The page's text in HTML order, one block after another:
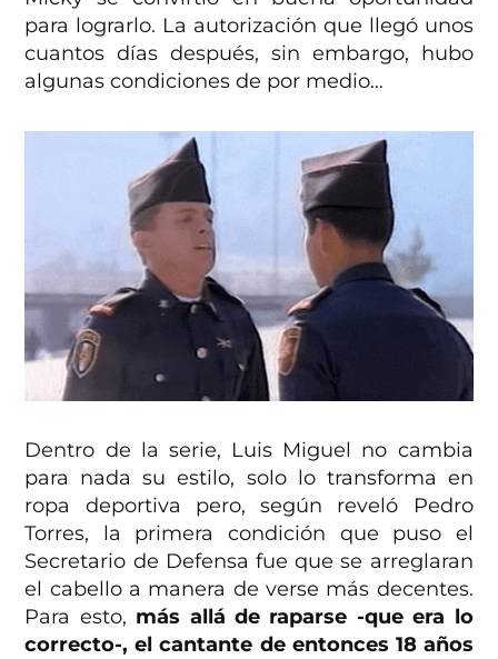
para lograrlo. La autorización que llegó unos
cuantos días después, sin embargo, hubo
algunas condiciones de por medio…
Dentro de la serie, Luis Miguel no cambia
para nada su estilo, solo lo transforma en
ropa deportiva pero, según reveló Pedro
Torres, la primera condición que puso el
Secretario de Defensa fue que se arreglaran
el cabello a manera de verse más decentes.
Para esto, más allá de raparse -que era lo
correcto-, el cantante de entonces 18 años